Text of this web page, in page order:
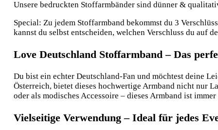
Unsere bedruckten Stoffarmbänder sind dünner &
Special: Zu jedem Stoffarmband bekommst du 3
kannst du selbst entscheiden, welchen Verschluss du auf
Love Deutschland Stoffarmband – Das
Du bist ein echter Deutschland-Fan und möchtest deine
Österreich, bietet dieses hochwertige Armband nicht nur
oder als modisches Accessoire – dieses Armband ist
Vielseitige Verwendung – Ideal für jedes